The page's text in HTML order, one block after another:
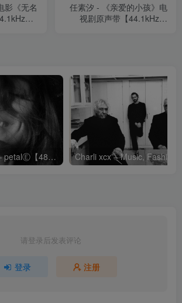
影《无名
／
任素汐 - 《亲爱的小孩》电
视剧原声带【44.1kHz／
Ariana Grande – petalⒺ【48kHz／24bit】英国区
请登录后发表评论
登录 注册